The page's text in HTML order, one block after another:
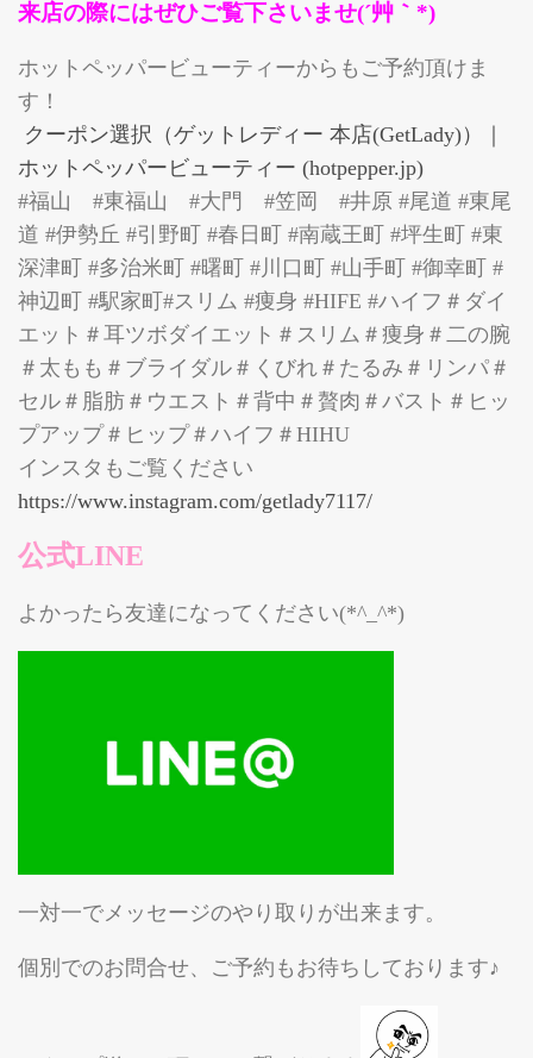
来店の際にはぜひご覧下さいませ(´艸｀*)
ホットペッパービューティーからもご予約頂けま
す！
クーポン選択（ゲットレディー 本店(GetLady)）｜
ホットペッパービューティー (hotpepper.jp)
#福山 #東福山 #大門 #笠岡 #井原 #尾道 #東尾
道 #伊勢丘 #引野町 #春日町 #南蔵王町 #坪生町 #東
深津町 #多治米町 #曙町 #川口町 #山手町 #御幸町 #
神辺町 #駅家町#スリム #痩身 #HIFE #ハイフ＃ダイ
エット＃耳ツボダイエット＃スリム＃痩身＃二の腕
＃太もも＃ブライダル＃くびれ＃たるみ＃リンパ＃
セル＃脂肪＃ウエスト＃背中＃贅肉＃バスト＃ヒッ
プアップ＃ヒップ＃ハイフ＃HIHU
インスタもご覧ください
https://www.instagram.com/getlady7117/
公式LINE
よかったら友達になってください(*^_^*)
一対一でメッセージのやり取りが出来ます。
個別でのお問合せ、ご予約もお待ちしております♪